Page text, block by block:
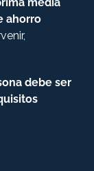
ahorro
debe ser